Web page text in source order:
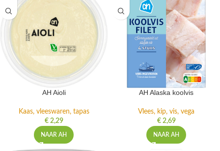
AH Aioli
Kaas, vleeswaren, tapas
€2,29
NAAR AH
AH Alaska koolvis
Vlees, kip, vis, vega
€2,69
NAAR AH